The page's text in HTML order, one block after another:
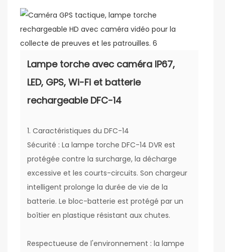
Lampe torche avec caméra IP67,
LED, GPS, Wi-Fi et batterie
rechargeable DFC-14
1. Caractéristiques du DFC-14
Sécurité : La lampe torche DFC-14 DVR est
protégée contre la surcharge, la décharge
excessive et les courts-circuits. Son chargeur
intelligent prolonge la durée de vie de la
batterie. Le bloc-batterie est protégé par un
boîtier en plastique résistant aux chutes.
Respectueuse de l'environnement : la lampe